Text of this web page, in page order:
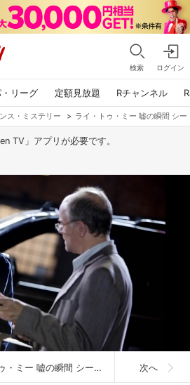
検索 ログイン
リーグ 定額見放題 Rチャンネル
ス・ミステリー > ライ・トゥ・ミー 嘘の瞬間 シー
TV」アプリが必要です。
ライ・トゥ・ミー 嘘の瞬間 シーズン2 次へ